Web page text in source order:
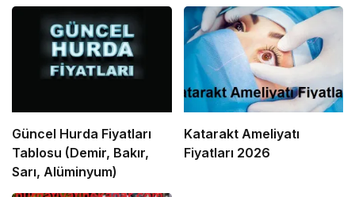
Güncel Hurda Fiyatları
Tablosu (Demir, Bakır,
Sarı, Alüminyum)
Katarakt Ameliyatı
Fiyatları 2026